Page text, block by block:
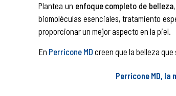
Plantea un enfoque completo de belleza
biomoléculas esenciales, tratamiento
proporcionar un mejor aspecto en la piel.
En Perricone MD creen que la belleza
Perricone MD,